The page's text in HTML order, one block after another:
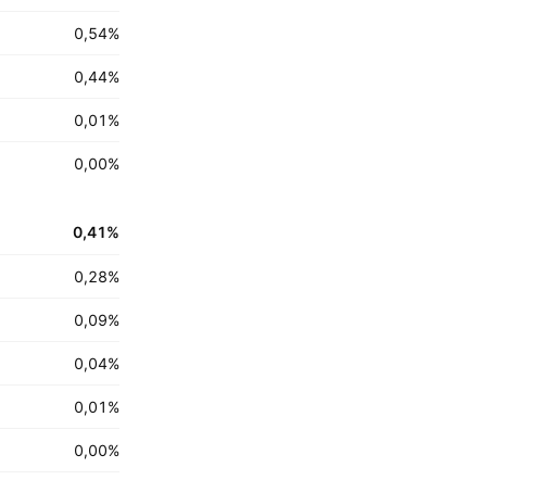
0,54%
0,44%
0,01 %
0,00%
0,41%
0,28%
0,09%
0,04%
0,01 %
0,00%